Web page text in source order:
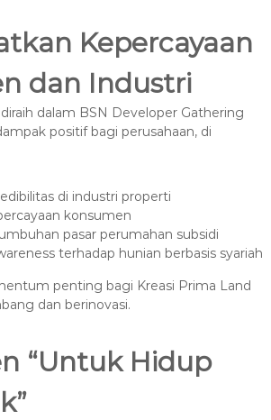
Kepercayaan
dan Industri
dalam BSN Developer Gathering
positif bagi perusahaan, di
di industri properti
konsumen
pasar perumahan subsidi
terhadap hunian berbasis syariah
penting bagi Kreasi Prima Land
dan berinovasi.
“Untuk Hidup